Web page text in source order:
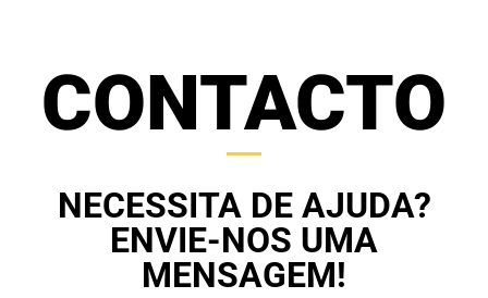
CONTACTO
NECESSITA DE AJUDA?
ENVIE-NOS UMA
MENSAGEM!